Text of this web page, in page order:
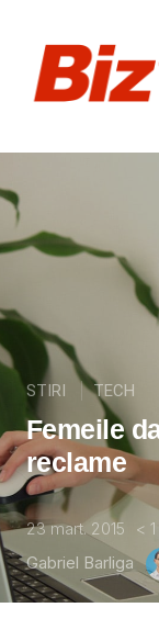
STIRI TECH
Femeile
reclame
23 mart. 2015 < 1
Gabriel Barliga